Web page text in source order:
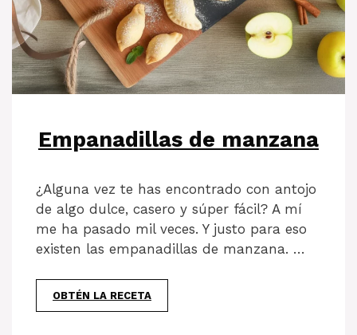
Empanadillas de manzana
¿Alguna vez te has encontrado con antojo
de algo dulce, casero y súper fácil? A mí
me ha pasado mil veces. Y justo para eso
existen las empanadillas de manzana. …
OBTÉN LA RECETA